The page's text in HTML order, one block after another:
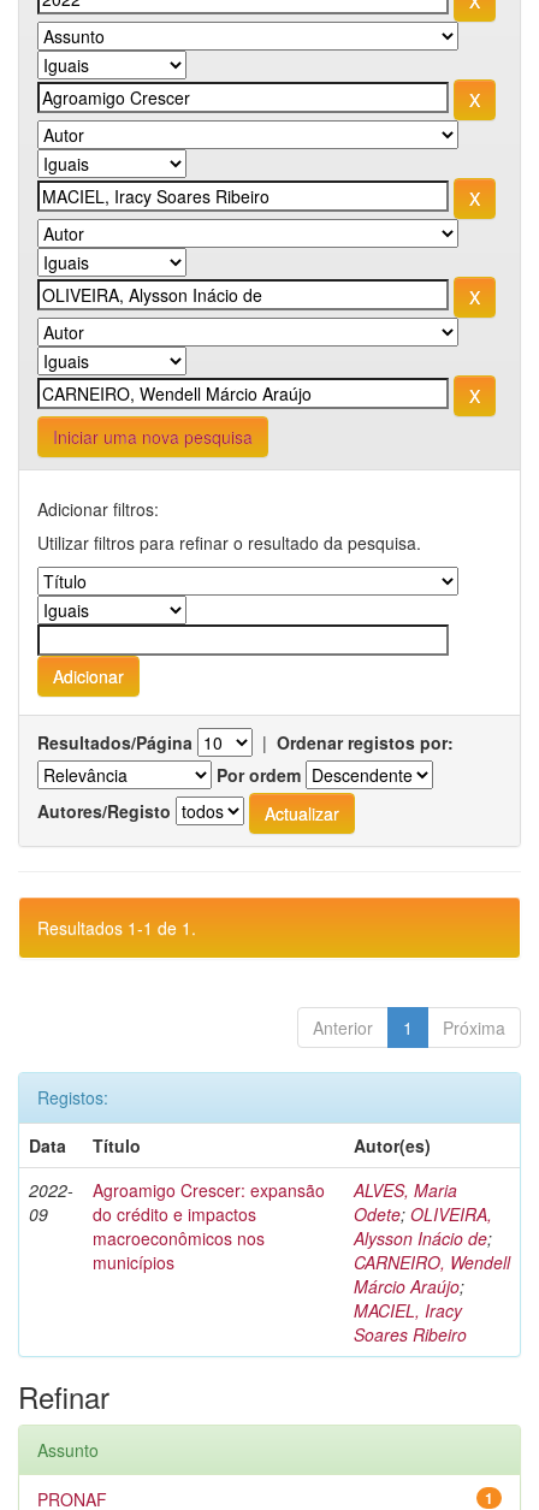
Iniciar uma nova pesquisa
Adicionar filtros:
Utilizar filtros para refinar o resultado da pesquisa.
Resultados/Página | Ordenar registos por:
Por ordem
Autores/Registo
Resultados 1-1 de 1.
Anterior 1 Próxima
Registos:
Data
Título
Autor(es)
2022-
09
Agroamigo Crescer: expansão
do crédito e impactos
macroeconômicos nos
municípios
ALVES, Maria
Odete; OLIVEIRA,
Alysson Inácio de;
CARNEIRO, Wendell
Márcio Araújo;
MACIEL, Iracy
Soares Ribeiro
Refinar
Assunto
1
PRONAF